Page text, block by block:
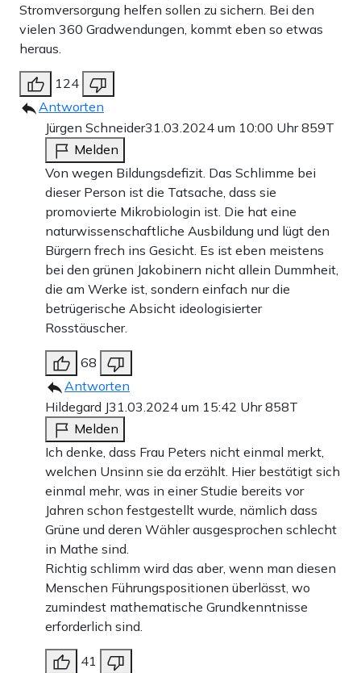
Stromversorgung helfen sollen zu sichern. Bei den
vielen 360 Gradwendungen, kommt eben so etwas
heraus.
124
Antworten
Jürgen Schneider31.03.2024 um 10:00 Uhr859T
Melden
Von wegen Bildungsdefizit. Das Schlimme bei
dieser Person ist die Tatsache, dass sie
promovierte Mikrobiologin ist. Die hat eine
naturwissenschaftliche Ausbildung und lügt den
Bürgern frech ins Gesicht. Es ist eben meistens
bei den grünen Jakobinern nicht allein Dummheit,
die am Werke ist, sondern einfach nur die
betrügerische Absicht ideologisierter
Rosstäuscher.
68
Antworten
Hildegard J31.03.2024 um 15:42 Uhr858T
Melden
Ich denke, dass Frau Peters nicht einmal merkt,
welchen Unsinn sie da erzählt. Hier bestätigt sich
einmal mehr, was in einer Studie bereits vor
Jahren schon festgestellt wurde, nämlich dass
Grüne und deren Wähler ausgesprochen schlecht
in Mathe sind.
Richtig schlimm wird das aber, wenn man diesen
Menschen Führungspositionen überlässt, wo
zumindest mathematische Grundkenntnisse
erforderlich sind.
41